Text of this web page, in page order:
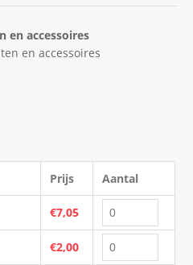
en accessoires
en accessoires
Prijs Aantal
€7,05
€2,00